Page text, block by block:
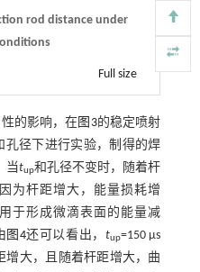
rod distance under
Full size
的影响，在 图3的稳定喷射
孔径下进行实验，制得的焊
当tup和孔径不变时，随着杆
为杆距增大，能量损耗增
于形成微滴表面的能量减
图4还可以看出， tup=150 µs
增大，且随着杆距增大，曲